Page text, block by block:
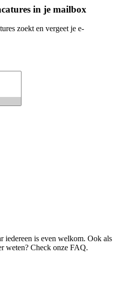
in je mailbox
zoekt en vergeet je e-
iedereen is even welkom. Ook als
weten? Check onze FAQ.